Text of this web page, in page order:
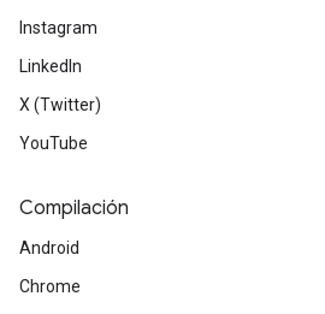
Instagram
LinkedIn
X (Twitter)
YouTube
Compilación
Android
Chrome